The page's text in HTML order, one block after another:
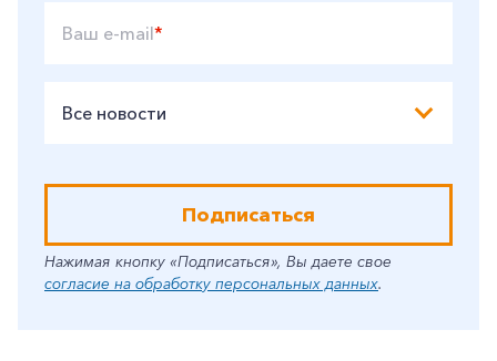
Ваш e-mail*
Все новости
Подписаться
Нажимая кнопку «Подписаться», Вы даете свое
согласие на обработку персональных данных.